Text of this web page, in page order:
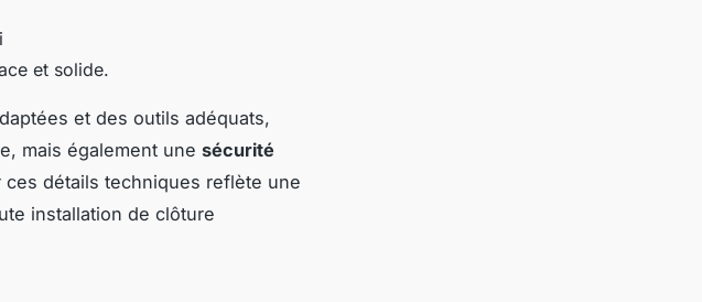
et solide.
et des outils adéquats,
mais également une sécurité
détails techniques reflète une
installation de clôture